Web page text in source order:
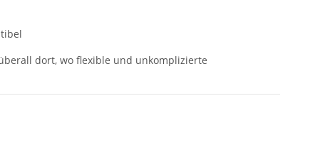
dort, wo flexible und unkomplizierte